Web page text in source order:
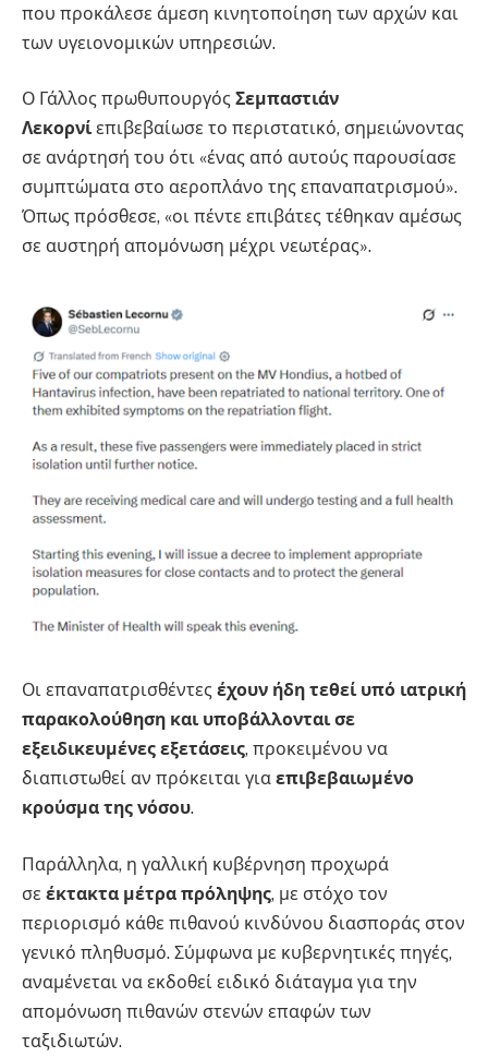
που προκάλεσε άμεση κινητοποίηση των αρχών και
των υγειονομικών υπηρεσιών.
Ο Γάλλος πρωθυπουργός Σεμπαστιάν
Λεκορνίεπιβεβαίωσε το περιστατικό, σημειώνοντας
σε ανάρτησή του ότι «ένας από αυτούς παρουσίασε
συμπτώματα στο αεροπλάνο της επαναπατρισμού».
Όπως πρόσθεσε, «οι πέντε επιβάτες τέθηκαν αμέσως
σε αυστηρή απομόνωση μέχρι νεωτέρας».
Οι επαναπατρισθέντες έχουν ήδη τεθεί υπό ιατρική
παρακολούθηση και υποβάλλονται σε
εξειδικευμένες εξετάσεις, προκειμένου να
διαπιστωθεί αν πρόκειται για επιβεβαιωμένο
κρούσμα της νόσου.
Παράλληλα, η γαλλική κυβέρνηση προχωρά
σε έκτακτα μέτρα πρόληψης, με στόχο τον
περιορισμό κάθε πιθανού κινδύνου διασποράς στον
γενικό πληθυσμό. Σύμφωνα με κυβερνητικές πηγές,
αναμένεται να εκδοθεί ειδικό διάταγμα για την
απομόνωση πιθανών στενών επαφών των
ταξιδιωτών.